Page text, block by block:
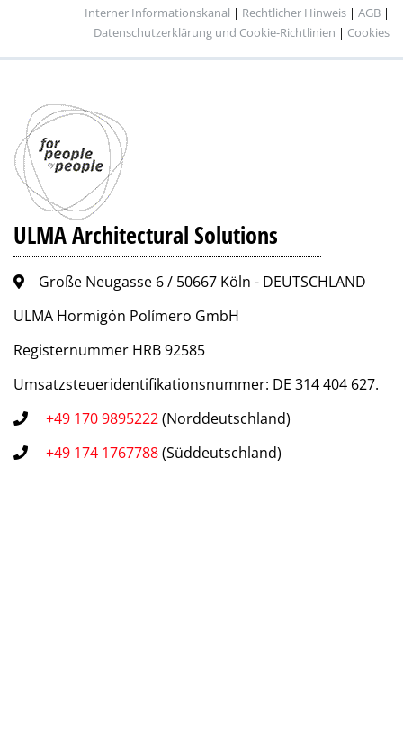
Interner Informationskanal | Rechtlicher Hinweis | AGB |
Datenschutzerklärung und Cookie-Richtlinien | Cookies
ULMA Architectural Solutions
Große Neugasse 6 / 50667 Köln - DEUTSCHLAND
ULMA Hormigón Polímero GmbH
Registernummer HRB 92585
Umsatzsteueridentifikationsnummer: DE 314 404 627.
+49 170 9895222(Norddeutschland)
+49 174 1767788(Süddeutschland)